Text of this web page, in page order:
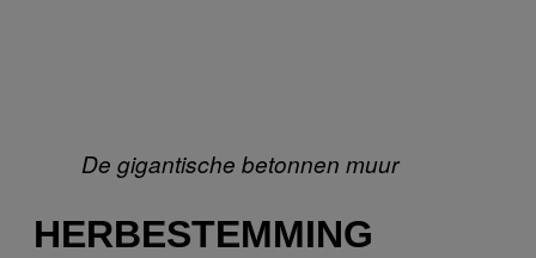
De gigantische betonnen muur
HERBESTEMMING